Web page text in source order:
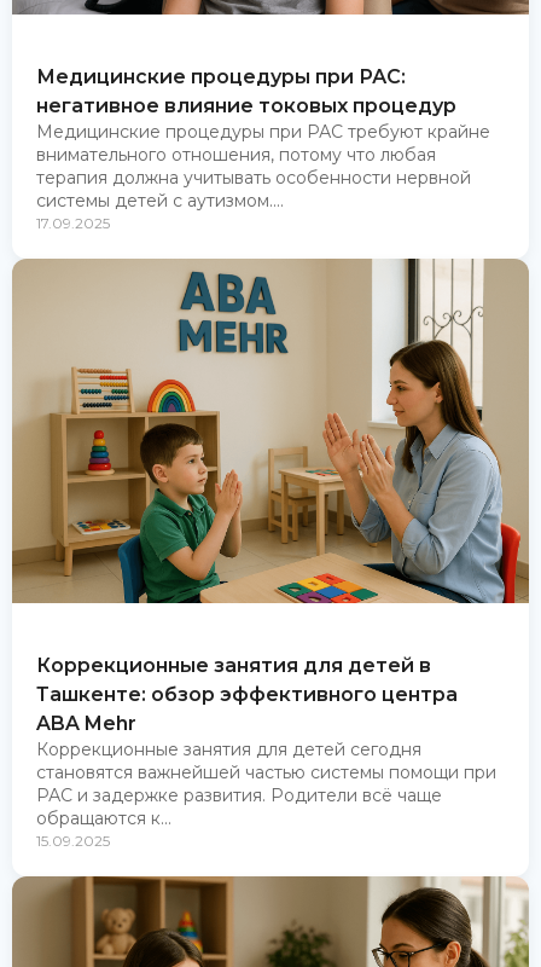
Медицинские процедуры при РАС:
негативное влияние токовых процедур
Медицинские процедуры при РАС требуют крайне
внимательного отношения, потому что любая
терапия должна учитывать особенности нервной
системы детей с аутизмом....
17.09.2025
Коррекционные занятия для детей в
Ташкенте: обзор эффективного центра
ABA Mehr
Коррекционные занятия для детей сегодня
становятся важнейшей частью системы помощи при
РАС и задержке развития. Родители всё чаще
обращаются к...
15.09.2025